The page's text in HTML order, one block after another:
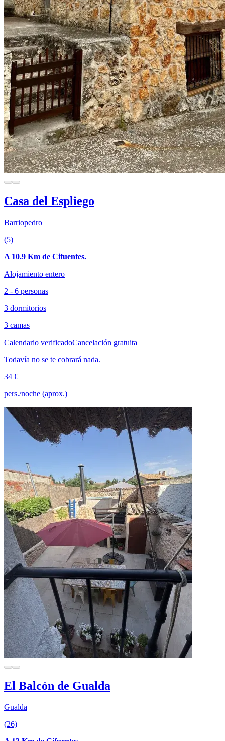
Casa del Espliego
Barriopedro
(5)
A 10.9 Km de Cifuentes.
Alojamiento entero
2 - 6 personas
3 dormitorios
3 camas
Calendario verificadoCancelación gratuita
Todavía no se te cobrará nada.
34 €
pers./noche (aprox.)
El Balcón de Gualda
Gualda
(26)